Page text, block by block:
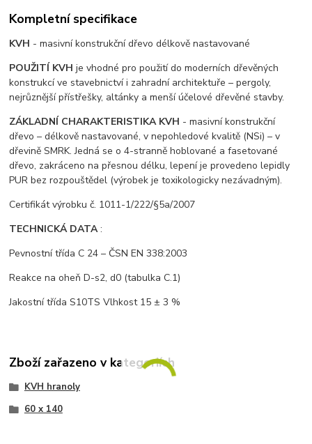
Kompletní specifikace
KVH - masivní konstrukční dřevo délkově nastavované
POUŽITÍ KVH je vhodné pro použití do moderních dřevěných
konstrukcí ve stavebnictví i zahradní architektuře – pergoly,
nejrůznější přístřešky, altánky a menší účelové dřevěné stavby.
ZÁKLADNÍ CHARAKTERISTIKA KVH - masivní konstrukční
dřevo – délkově nastavované, v nepohledové kvalitě (NSi) – v
dřevině SMRK. Jedná se o 4-stranně hoblované a fasetované
dřevo, zakráceno na přesnou délku, lepení je provedeno lepidly
PUR bez rozpouštědel (výrobek je toxikologicky nezávadným).
Certifikát výrobku č. 1011-1/222/§5a/2007
TECHNICKÁ DATA:
Pevnostní třída C 24 – ČSN EN 338:2003
Reakce na oheň D-s2, d0 (tabulka C.1)
Jakostní třída S10TS Vlhkost 15 ± 3 %
Zboží zařazeno v kategoriích
KVH hranoly
60 x 140